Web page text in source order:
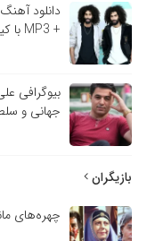
دانلود
+ MP3 با کیفیت بالا)
بیوگرافی
جهانی و
بازیگران
چهره‌های